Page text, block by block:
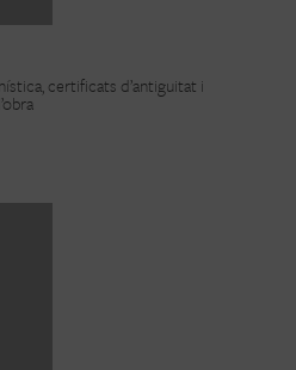
certificats d’antiguitat i